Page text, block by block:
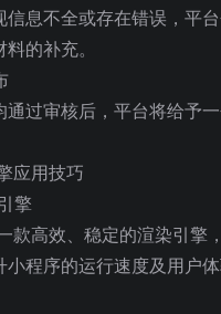
息不全或存在错误，平
的补充。
通过审核后，平台将给予
应用技巧
擎
款高效、稳定的渲染引擎
程序的运行速度及用户体